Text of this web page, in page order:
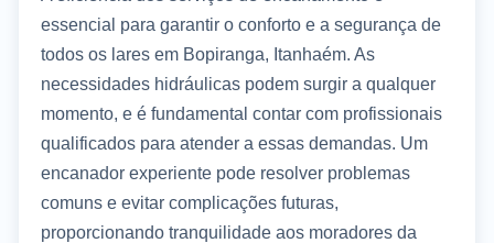
essencial para garantir o conforto e a segurança de
todos os lares em Bopiranga, Itanhaém. As
necessidades hidráulicas podem surgir a qualquer
momento, e é fundamental contar com profissionais
qualificados para atender a essas demandas. Um
encanador experiente pode resolver problemas
comuns e evitar complicações futuras,
proporcionando tranquilidade aos moradores da